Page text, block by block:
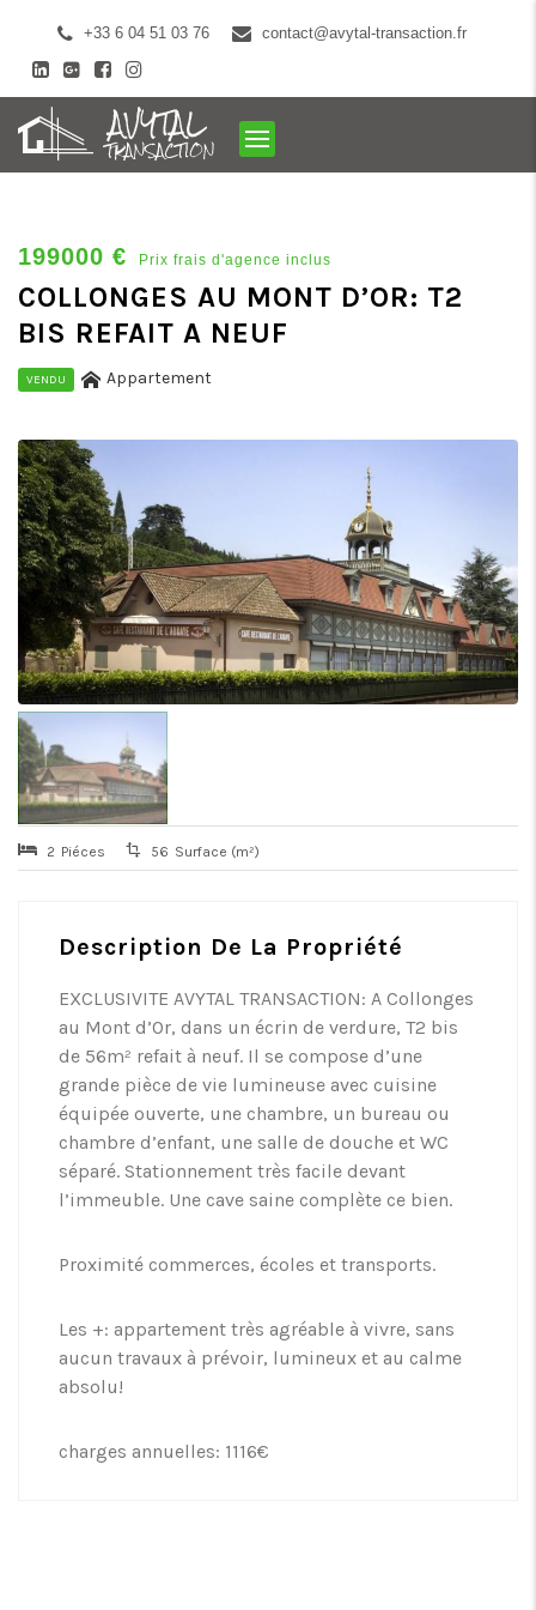
+33 6 04 51 03 76 contact@avytal-transaction.fr
199000 € Prix frais d'agence inclus
COLLONGES AU MONT D’OR: T2
BIS REFAIT A NEUF
VENDU Appartement
2 Piéces 56 Surface (m²)
Description De La Propriété
EXCLUSIVITE AVYTAL TRANSACTION: A Collonges
au Mont d’Or, dans un écrin de verdure, T2 bis
de 56m² refait à neuf. Il se compose d’une
grande pièce de vie lumineuse avec cuisine
équipée ouverte, une chambre, un bureau ou
chambre d’enfant, une salle de douche et WC
séparé. Stationnement très facile devant
l’immeuble. Une cave saine complète ce bien.
Proximité commerces, écoles et transports.
Les +: appartement très agréable à vivre, sans
aucun travaux à prévoir, lumineux et au calme
absolu!
charges annuelles: 1116€